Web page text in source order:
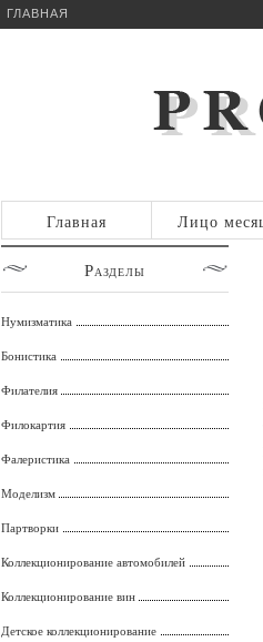
ГЛАВНАЯ
Главная Лицо
Разделы
Нумизматика
Бонистика
Филателия
Филокартия
Фалеристика
Моделизм
Партворки
Коллекционирование автомобилей
Коллекционирование вин
Детское коллекционирование